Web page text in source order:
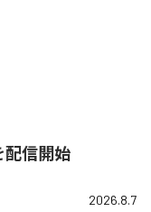
配信開始
2026.8.7